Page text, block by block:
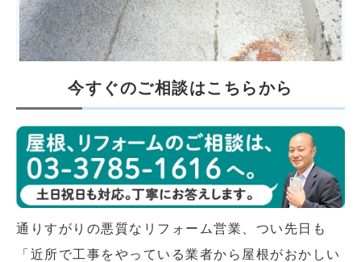
今すぐのご相談はこちらから
通りすがりの悪質なリフォーム営業、つい先日も
「近所で工事をやっている業者から屋根がおかしい